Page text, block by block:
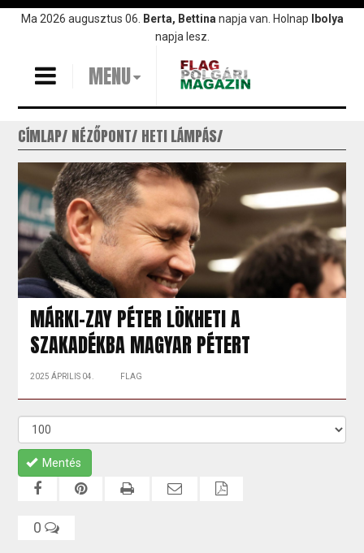
UgrásMa 2026 augusztus 06. Berta, Bettina napja van. Holnap
Ibolya
napja lesz.
MENU
CÍMLAP NÉZŐPONT HETI LÁMPÁS
MÁRKI-ZAY PÉTER LÖKHETI A
SZAKADÉKBA MAGYAR PÉTERT
2025 ÁPRILIS 04. FLAG
Mentés
0